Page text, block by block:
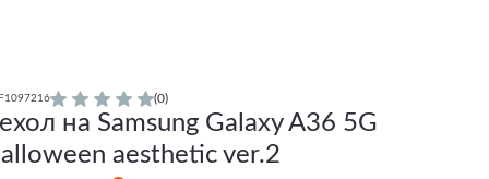
F1097216 (0)
на Samsung Galaxy A36 5G
aesthetic ver.2